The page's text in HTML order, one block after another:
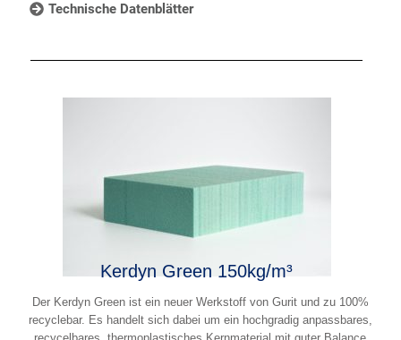
Technische Datenblätter
Kerdyn Green 150kg/m³
Der Kerdyn Green ist ein neuer Werkstoff von Gurit und zu 100%
recyclebar. Es handelt sich dabei um ein hochgradig anpassbares,